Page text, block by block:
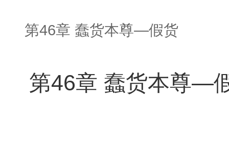
第46章 蠢货本尊—假货
第46章 蠢货本尊—